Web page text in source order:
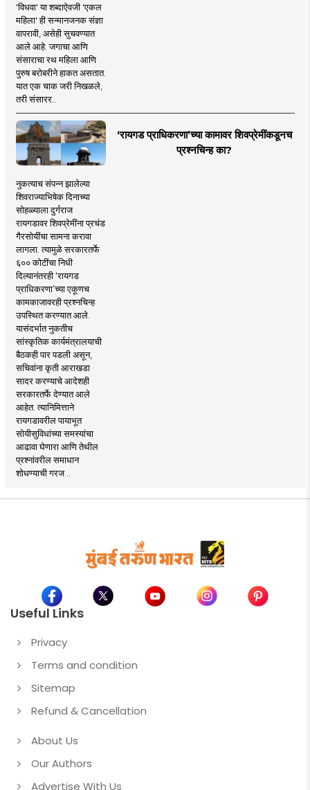
'विधवा' या शब्दाऐवजी 'एकल
महिला' ही सन्मानजनक संज्ञा
वापरावी, असेही सुचवण्यात
आले आहे. जगाचा आणि
संसाराचा रथ महिला आणि
पुरुष बरोबरीने हाकत असतात.
यात एक चाक जरी निखळले,
तरी संसारर..
‘रायगड प्राधिकरणा’च्या कामावर शिवप्रेमींकडूनच
प्रश्नचिन्ह का?
नुकत्याच संपन्न झालेल्या
शिवराज्याभिषेक दिनाच्या
सोहळ्याला दुर्गराज
रायगडावर शिवप्रेमींना प्रचंड
गैरसोयींचा सामना करावा
लागला. त्यामुळे सरकारतर्फे
६०० कोटींचा निधी
दिल्यानंतरही ‘रायगड
प्राधिकरणा’च्या एकूणच
कामकाजावरही प्रश्नचिन्ह
उपस्थित करण्यात आले.
यासंदर्भात नुकतीच
सांस्कृतिक कार्यमंत्रालयाची
बैठकही पार पडली असून,
सचिवांना कृती आराखडा
सादर करण्याचे आदेशही
सरकारतर्फे देण्यात आले
आहेत. त्यानिमित्ताने
रायगडावरील पायाभूत
सोयीसुविधांच्या समस्यांचा
आढावा घेणारा आणि तेथील
प्रश्नांवरील समाधान
शोधण्याची गरज ..
Useful Links
Privacy
Terms and condition
Sitemap
Refund & Cancellation
About Us
Our Authors
Advertise With Us